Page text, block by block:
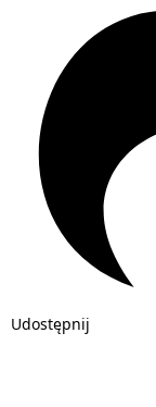
Udostępnij